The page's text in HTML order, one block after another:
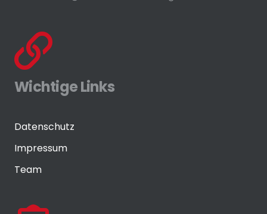
Wichtige Links
Datenschutz
Impressum
Team